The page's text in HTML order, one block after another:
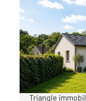
LIERCOURT 80
Ref : 3842
Terrain à
46
EN
Triangle